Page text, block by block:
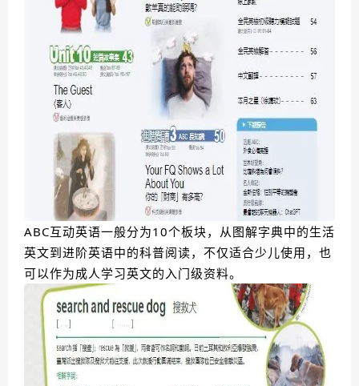
ABC互动英语一般分为10个板块，从图解字典中的生活
英文到进阶英语中的科普阅读，不仅适合少儿使用，也
可以作为成人学习英文的入门级资料。